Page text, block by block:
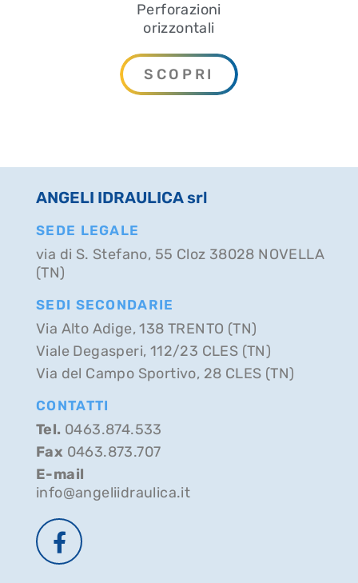
Perforazioni
orizzontali
SCOPRI
ANGELI IDRAULICA srl
SEDE LEGALE
via di S. Stefano, 55 Cloz 38028 NOVELLA
(TN)
SEDI SECONDARIE
Via Alto Adige, 138 TRENTO (TN)
Viale Degasperi, 112/23 CLES (TN)
Via del Campo Sportivo, 28 CLES (TN)
CONTATTI
Tel. 0463.874.533
Fax 0463.873.707
E-mail
info@angeliidraulica.it